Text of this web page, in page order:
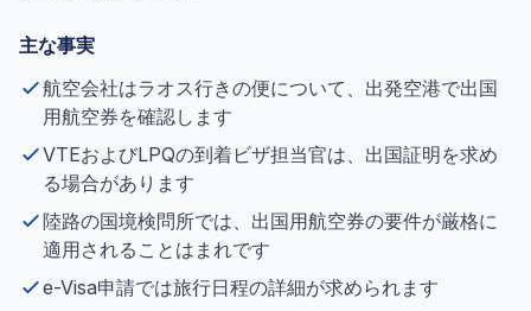
主な事実
航空会社はラオス行きの便について、出発空港で出国
用航空券を確認します
VTEおよびLPQの到着ビザ担当官は、出国証明を求め
る場合があります
陸路の国境検問所では、出国用航空券の要件が厳格に
適用されることはまれです
e-Visa申請では旅行日程の詳細が求められます